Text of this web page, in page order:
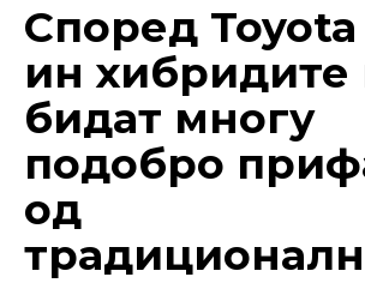
Според Toyota
ин хибридите
бидат многу
подобро
од